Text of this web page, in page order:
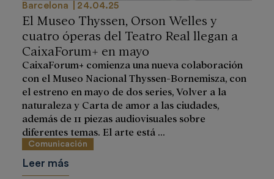
Barcelona 24.04.25
El Museo Thyssen, Orson Welles y
cuatro óperas del Teatro Real llegan a
CaixaForum+ en mayo
CaixaForum+ comienza una nueva colaboración
con el Museo Nacional Thyssen-Bornemisza, con
el estreno en mayo de dos series, Volver a la
naturaleza y Carta de amor a las ciudades,
además de 11 piezas audiovisuales sobre
diferentes temas. El arte está ...
Comunicación
Leer más